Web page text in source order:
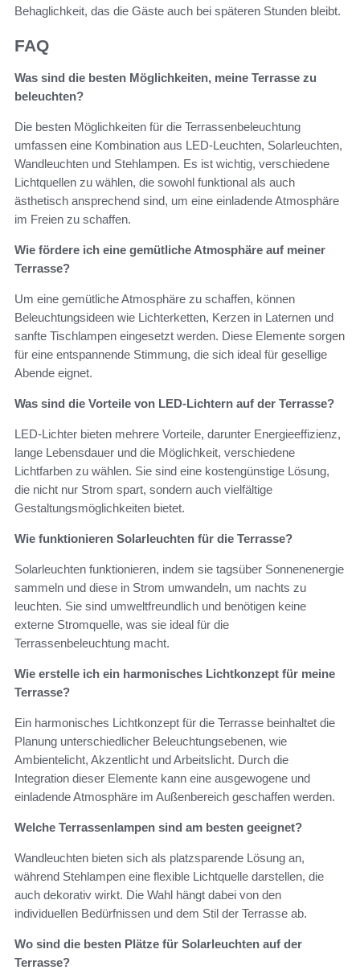
Behaglichkeit, das die Gäste auch bei späteren Stunden bleibt.
FAQ
Was sind die besten Möglichkeiten, meine Terrasse zu
beleuchten?
Die besten Möglichkeiten für die Terrassenbeleuchtung
umfassen eine Kombination aus LED-Leuchten, Solarleuchten,
Wandleuchten und Stehlampen. Es ist wichtig, verschiedene
Lichtquellen zu wählen, die sowohl funktional als auch
ästhetisch ansprechend sind, um eine einladende Atmosphäre
im Freien zu schaffen.
Wie fördere ich eine gemütliche Atmosphäre auf meiner
Terrasse?
Um eine gemütliche Atmosphäre zu schaffen, können
Beleuchtungsideen wie Lichterketten, Kerzen in Laternen und
sanfte Tischlampen eingesetzt werden. Diese Elemente sorgen
für eine entspannende Stimmung, die sich ideal für gesellige
Abende eignet.
Was sind die Vorteile von LED-Lichtern auf der Terrasse?
LED-Lichter bieten mehrere Vorteile, darunter Energieeffizienz,
lange Lebensdauer und die Möglichkeit, verschiedene
Lichtfarben zu wählen. Sie sind eine kostengünstige Lösung,
die nicht nur Strom spart, sondern auch vielfältige
Gestaltungsmöglichkeiten bietet.
Wie funktionieren Solarleuchten für die Terrasse?
Solarleuchten funktionieren, indem sie tagsüber Sonnenenergie
sammeln und diese in Strom umwandeln, um nachts zu
leuchten. Sie sind umweltfreundlich und benötigen keine
externe Stromquelle, was sie ideal für die
Terrassenbeleuchtung macht.
Wie erstelle ich ein harmonisches Lichtkonzept für meine
Terrasse?
Ein harmonisches Lichtkonzept für die Terrasse beinhaltet die
Planung unterschiedlicher Beleuchtungsebenen, wie
Ambientelicht, Akzentlicht und Arbeitslicht. Durch die
Integration dieser Elemente kann eine ausgewogene und
einladende Atmosphäre im Außenbereich geschaffen werden.
Welche Terrassenlampen sind am besten geeignet?
Wandleuchten bieten sich als platzsparende Lösung an,
während Stehlampen eine flexible Lichtquelle darstellen, die
auch dekorativ wirkt. Die Wahl hängt dabei von den
individuellen Bedürfnissen und dem Stil der Terrasse ab.
Wo sind die besten Plätze für Solarleuchten auf der
Terrasse?